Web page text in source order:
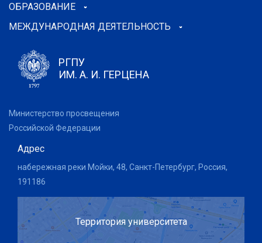
ОБРАЗОВАНИЕ
МЕЖДУНАРОДНАЯ ДЕЯТЕЛЬНОСТЬ
РГПУ
ИМ. А. И. ГЕРЦЕНА
Министерство просвещения
Российской Федерации
Адрес
набережная реки Мойки, 48, Санкт-Петербург, Россия,
191186
Территория университета